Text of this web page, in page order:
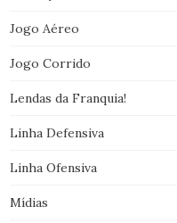
Jogo Aéreo
Jogo Corrido
Lendas da Franquia!
Linha Defensiva
Linha Ofensiva
Mídias